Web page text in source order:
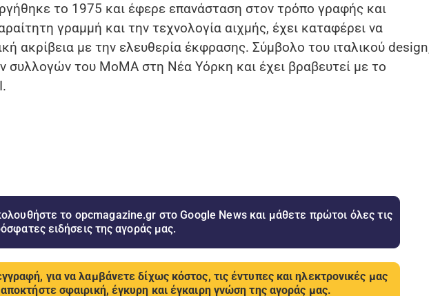
το 1975 και έφερε επανάσταση στον τρόπο γραφής και
γραμμή και την τεχνολογία αιχμής, έχει καταφέρει να
ακρίβεια με την ελευθερία έκφρασης. Σύμβολο του ιταλικού
συλλογών του MoMA στη Νέα Υόρκη και έχει βραβευτεί με το
το opcmagazine.gr στο Google News και μάθετε πρώτοι όλες τις
ειδήσεις της αγοράς μας.
για να λαμβάνετε δίχως κόστος, τις έντυπες και ηλεκτρονικές μας
σφαιρική, έγκυρη και έγκαιρη γνώση της αγοράς μας.